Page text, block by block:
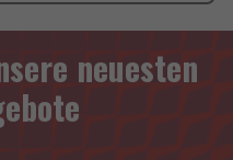
neuesten